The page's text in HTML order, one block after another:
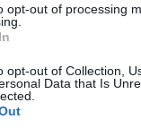
opt-out of processing
opt-out of Collection,
Data that Is